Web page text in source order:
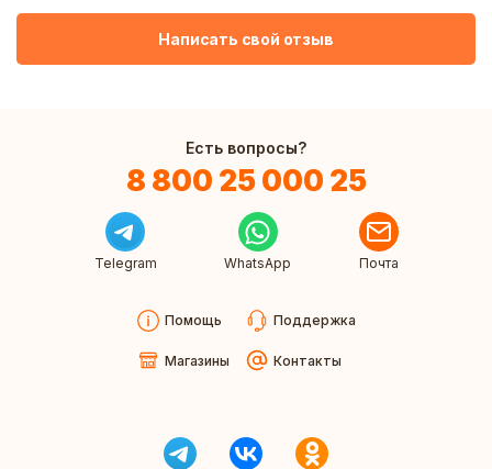
Написать свой отзыв
Есть вопросы?
8 800 25 000 25
Telegram WhatsApp Почта
Помощь Поддержка
Магазины Контакты